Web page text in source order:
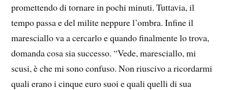
promettendo di tornare in pochi minuti. Tuttavia, il
tempo passa e del milite neppure l’ombra. Infine il
maresciallo va a cercarlo e quando finalmente lo trova,
domanda cosa sia successo. “Vede, maresciallo, mi
scusi, è che mi sono confuso. Non riuscivo a ricordarmi
quali erano i cinque euro suoi e quali quelli di sua